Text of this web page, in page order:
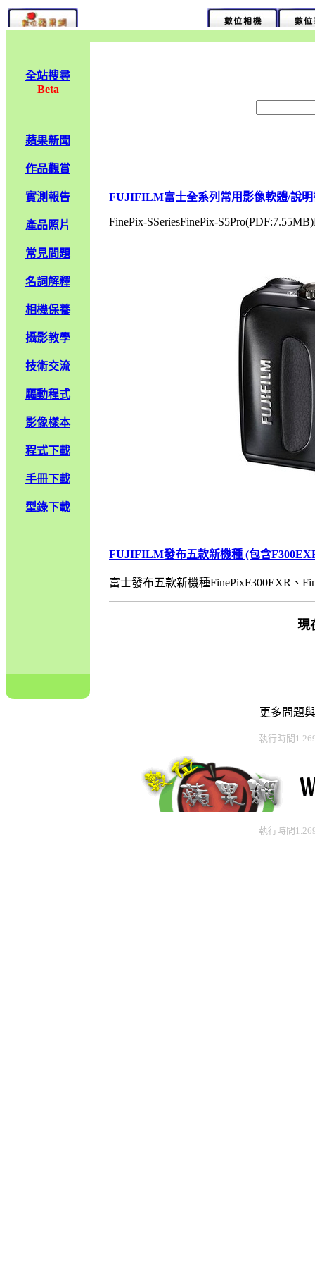
全站搜尋
Beta
蘋果新聞
作品觀賞
實測報告
產品照片
常見問題
名詞解釋
相機保養
攝影教學
技術交流
驅動程式
影像樣本
程式下載
手冊下載
型錄下載
FUJIFILM富士全系列常用影像軟體/說明
FinePix-SSeriesFinePix-
FUJIFILM發布五款新機種 (包含
富士發布五款新機種FinePixF300EXR、
現
更多問題
執行時間
執行時間